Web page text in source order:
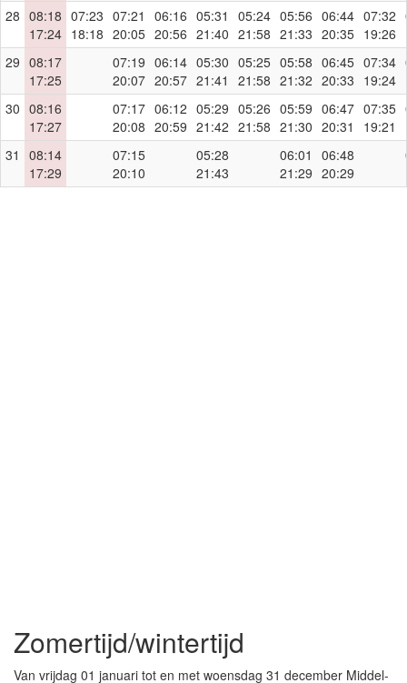
28 08:18
17:24
07:23
18:18
07:21
20:05
06:16
20:56
05:31
21:40
05:24
21:58
05:56
21:33
06:44
20:35
07:32
19:26
29 08:17
17:25
07:19
20:07
06:14
20:57
05:30
21:41
05:25
21:58
05:58
21:32
06:45
20:33
07:34
19:24
30 08:16
17:27
07:17
20:08
06:12
20:59
05:29
21:42
05:26
21:58
05:59
21:30
06:47
20:31
07:35
19:21
31
08:14
17:29
07:15
20:10
05:28
21:43
06:01
21:29
06:48
20:29
Zomertijd/wintertijd
Van vrijdag 01 januari tot en met woensdag 31 december Middel-